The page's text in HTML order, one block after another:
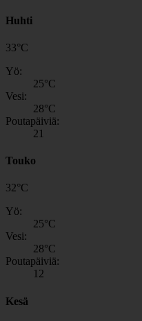
Huhti
33°C
Yö:
25°C
Vesi:
28°C
Poutapäiviä:
21
Touko
32°C
Yö:
25°C
Vesi:
28°C
Poutapäiviä:
12
Kesä